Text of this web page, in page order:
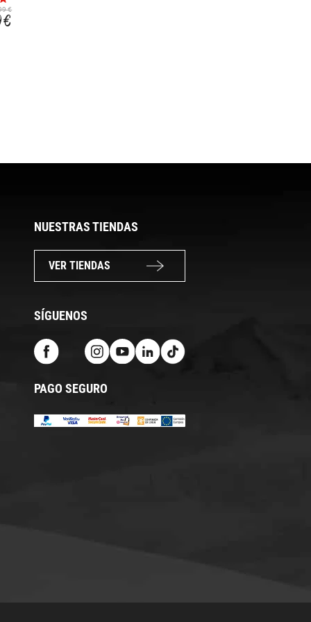
€
€
NUESTRAS TIENDAS
VER TIENDAS
SÍGUENOS
PAGO SEGURO